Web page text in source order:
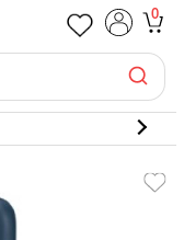
0
Samsung